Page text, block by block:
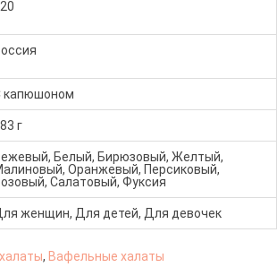
капюшоном
г
Белый, Бирюзовый, Желтый,
Оранжевый, Персиковый,
Салатовый, Фуксия
женщин, Для детей, Для девочек
, Вафельные халаты